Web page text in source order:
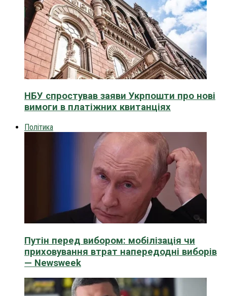
НБУ спростував заяви Укрпошти про нові
вимоги в платіжних квитанціях
Політика
Путін перед вибором: мобілізація чи
приховування втрат напередодні виборів
— Newsweek